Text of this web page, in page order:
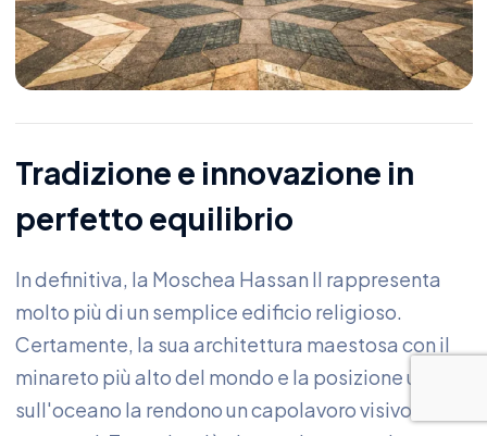
Tradizione e innovazione in
perfetto equilibrio
In definitiva, la Moschea Hassan II rappresenta
molto più di un semplice edificio religioso.
Certamente, la sua architettura maestosa con il
minareto più alto del mondo e la posizione unica
sull'oceano la rendono un capolavoro visivo senza